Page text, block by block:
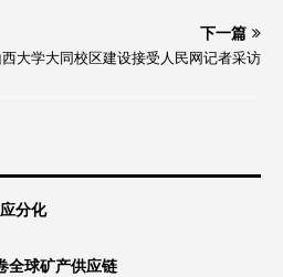
下一篇
大学大同校区建设接受人民网记者采访
分化
全球矿产供应链